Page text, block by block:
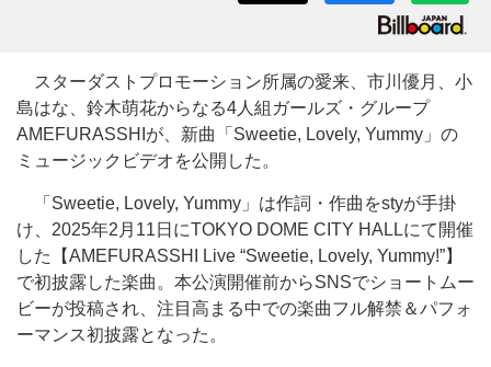
スターダストプロモーション所属の愛来、市川優月、小
島はな、鈴木萌花からなる4人組ガールズ・グループ
AMEFURASSHIが、新曲「Sweetie, Lovely, Yummy」の
ミュージックビデオを公開した。
「Sweetie, Lovely, Yummy」は作詞・作曲をstyが手掛
け、2025年2月11日にTOKYO DOME CITY HALLにて開催
した【AMEFURASSHI Live “Sweetie, Lovely, Yummy!”】
で初披露した楽曲。本公演開催前からSNSでショートムー
ビーが投稿され、注目高まる中での楽曲フル解禁＆パフォ
ーマンス初披露となった。